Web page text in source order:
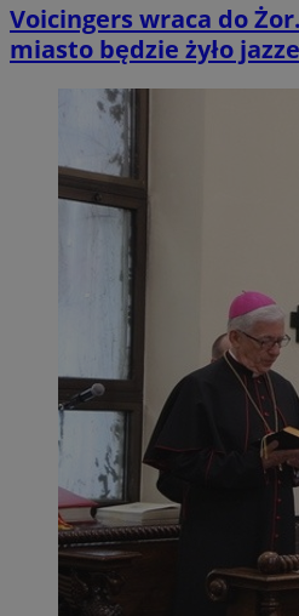
Voicingers wraca do
miasto będzie żyło